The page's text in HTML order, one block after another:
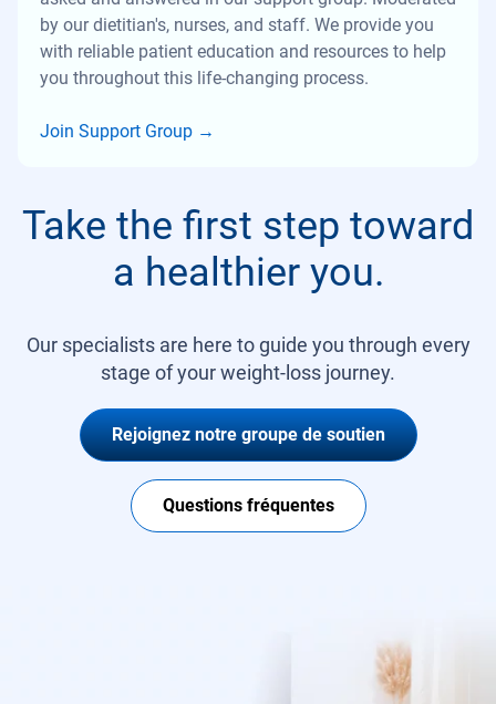
by our dietitian's, nurses, and staff. We provide you
with reliable patient education and resources to help
you throughout this life-changing process.
Join Support Group →
Take the first step toward
a healthier you.
Our specialists are here to guide you through every
stage of your weight-loss journey.
Rejoignez notre groupe de soutien
Questions fréquentes